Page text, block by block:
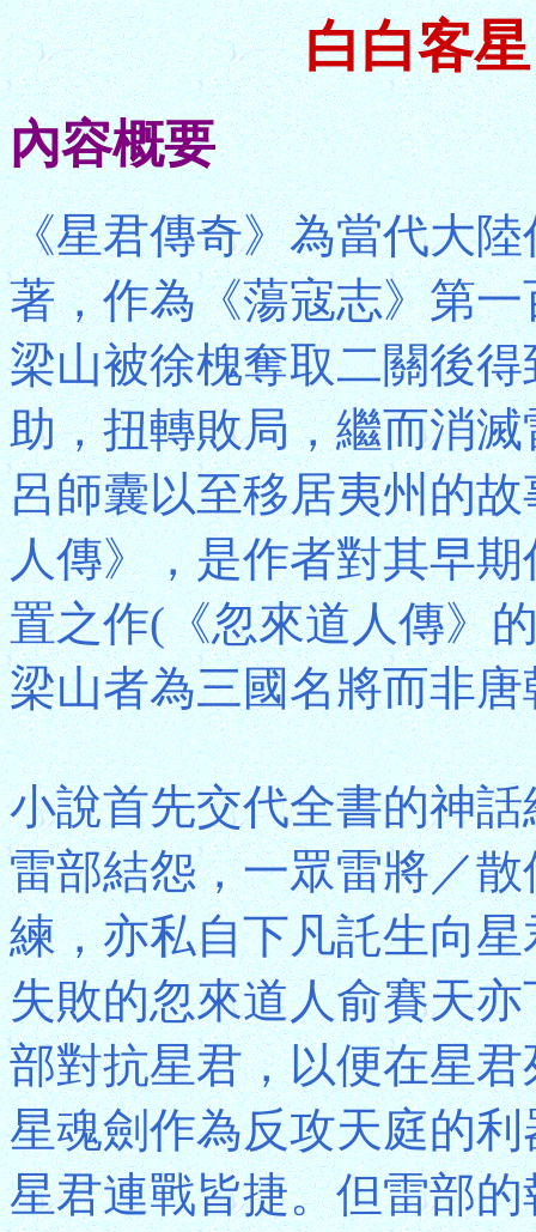
白白客
內容概要
《星君傳奇》為當代大
著，作為《蕩寇志》第
梁山被徐槐奪取二關後
助，扭轉敗局，繼而消
呂師囊以至移居夷州的
人傳》，是作者對其早
置之作(《忽來道人傳》
梁山者為三國名將而非
小說首先交代全書的神
雷部結怨，一眾雷將／
練，亦私自下凡託生向
失敗的忽來道人俞賽天
部對抗星君，以便在星
星魂劍作為反攻天庭的
星君連戰皆捷。但雷部